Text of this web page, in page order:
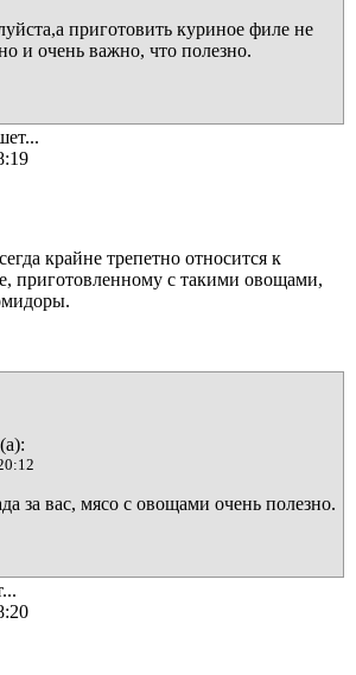
приготовить куриное филе не
и очень важно, что полезно.
крайне трепетно относится к
приготовленному с такими овощами,
за вас, мясо с овощами очень полезно.